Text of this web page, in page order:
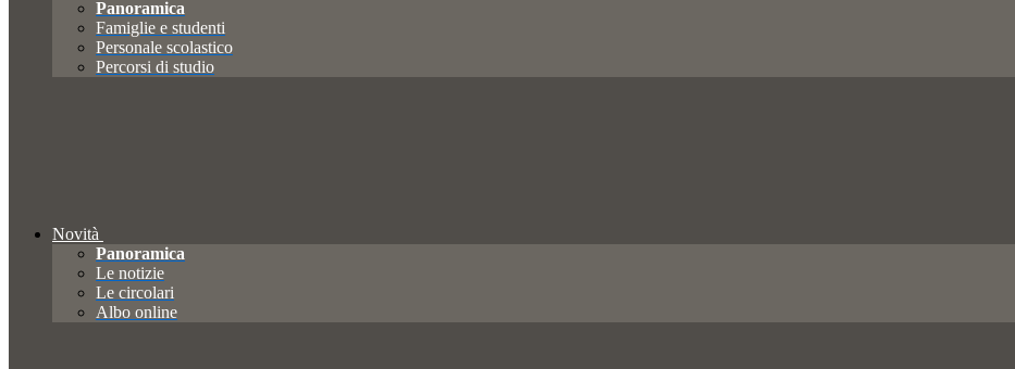
Panoramica
Famiglie e studenti
Personale scolastico
Percorsi di studio
Novità
Panoramica
Le notizie
Le circolari
Albo online